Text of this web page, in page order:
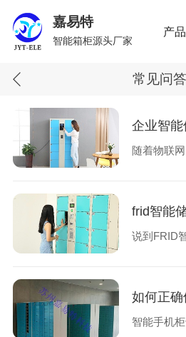
产品
嘉易特
智能箱柜源头厂家
常见问答
随着物联
frid智能
说到FRID
如何正
智能手机